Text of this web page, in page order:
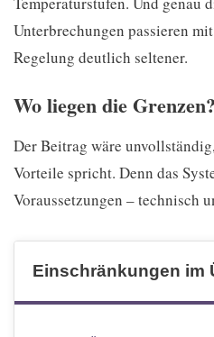
Unterbrechungen passieren
Regelung deutlich seltener.
Wo liegen die Grenzen?
Der Beitrag wäre
Vorteile spricht. Denn das
Voraussetzungen – technisch
Einschränkungen im